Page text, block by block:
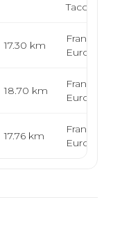
Tacos
17.30 km
Française,
18.70 km
Française,
17.76 km
Française,